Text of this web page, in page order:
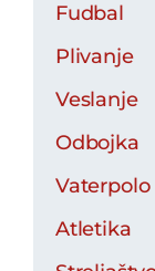
Fudbal
Plivanje
Veslanje
Odbojka
Vaterpolo
Atletika